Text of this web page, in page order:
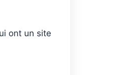
ont un site